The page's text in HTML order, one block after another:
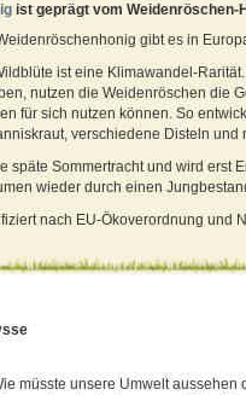
ist geprägt vom Weidenröschen-
gibt es in
ist eine Klimawandel-
nutzen die Weidenröschen die
für sich nutzen können. So
verschiedene Disteln
späte Sommertracht und wird erst
wieder durch einen
nach EU-Ökoverordnung und
müsste unsere Umwelt aussehen